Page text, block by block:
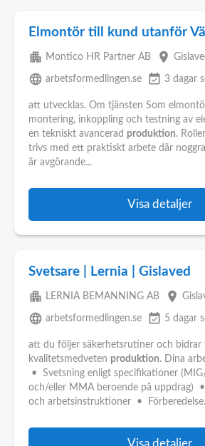
Elmontör till kund utanför
apartment Montico HR Partner AB place
language arbetsformedlingen.se event_available 3 dagar
att utvecklas. Om tjänsten Som
montering, inkoppling och testning av
en tekniskt avancerad produktion.
trivs med ett praktiskt arbete där
är avgörande...
Visa detaljer
Svetsare | Lernia | Gislaved
apartment LERNIA BEMANNING AB place
language arbetsformedlingen.se event_available 5 dagar
att du följer säkerhetsrutiner och
kvalitetsmedveten produktion. Dina
• Svetsning enligt specifikationer
och/eller MMA beroende på uppdrag)
och arbetsinstruktioner •
Visa detaljer